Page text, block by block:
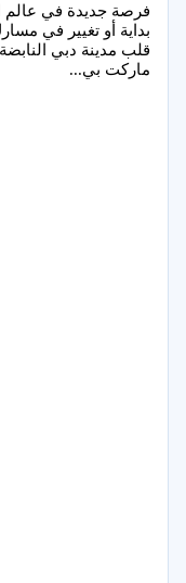
فرصة جديدة في عالم
بداية أو تغيير في
قلب مدينة دبي
ماركت بي...